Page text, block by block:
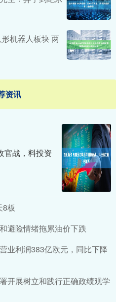
机器人板块 两
资讯
官战，料投资
8板
避险情绪拖累油价下跌
业利润383亿欧元，同比下降
开展树立和践行正确政绩观学